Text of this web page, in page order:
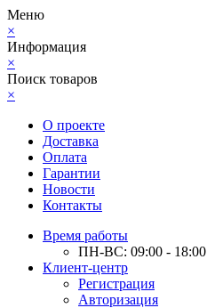
Меню
×
Информация
×
Поиск товаров
×
О проекте
Доставка
Оплата
Гарантии
Новости
Контакты
Время работы
ПН-ВС: 09:00 - 18:00
Клиент-центр
Регистрация
Авторизация